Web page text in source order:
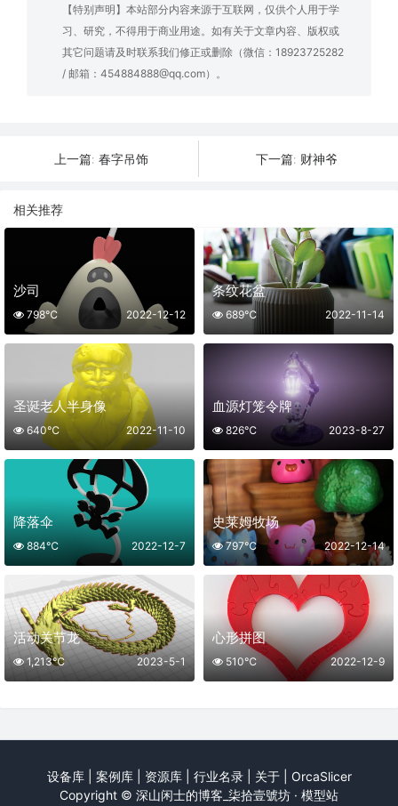
【特别声明】本站部分内容来源于互联网，仅供个人用于学
习、研究，不得用于商业用途。如有关于文章内容、版权或
其它问题请及时联系我们修正或删除（微信：18923725282
/ 邮箱：454884888@qq.com）。
上一篇: 春字吊饰 下一篇: 财神爷
相关推荐
沙司
2022-12-12
798℃
条纹花盆
2022-11-14
689℃
圣诞老人半身像
2022-11-10
640℃
血源灯笼令牌
2023-8-27
826℃
降落伞
2022-12-7
884℃
史莱姆牧场
2022-12-14
797℃
活动关节龙
2023-5-1
1,213℃
心形拼图
2022-12-9
510℃
设备库| 案例库| 资源库| 行业名录| 关于| OrcaSlicer
Copyright © 深山闲士的博客_柒拾壹號坊 · 模型站